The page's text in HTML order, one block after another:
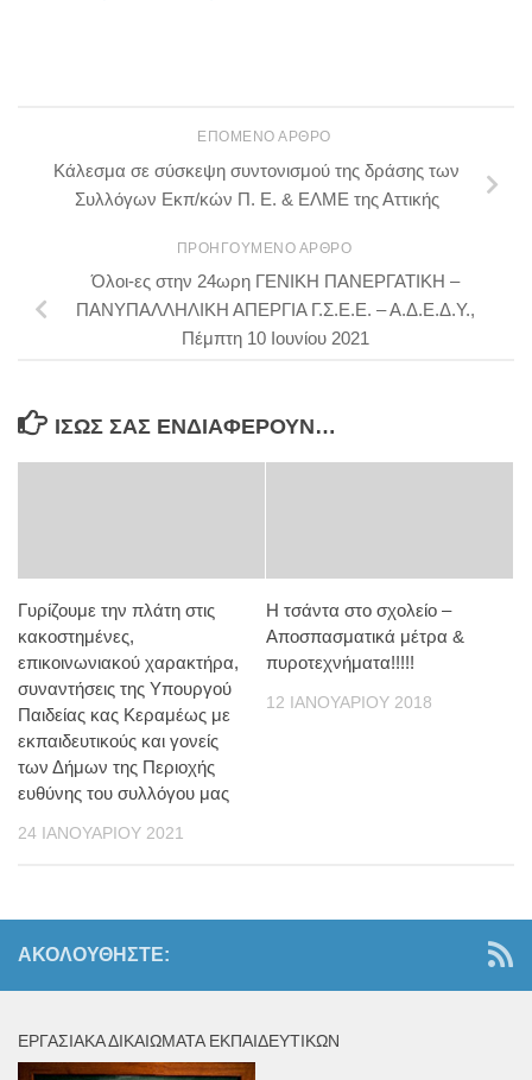
ΕΠΌΜΕΝΟ ΆΡΘΡΟ
Κάλεσμα σε σύσκεψη συντονισμού της δράσης των
Συλλόγων Εκπ/κών Π. Ε. & ΕΛΜΕ της Αττικής
ΠΡΟΗΓΟΎΜΕΝΟ ΆΡΘΡΟ
Όλοι-ες στην 24ωρη ΓΕΝΙΚΗ ΠΑΝΕΡΓΑΤΙΚΗ –
ΠΑΝΥΠΑΛΛΗΛΙΚΗ ΑΠΕΡΓΙΑ Γ.Σ.Ε.Ε. – Α.Δ.Ε.Δ.Υ.,
Πέμπτη 10 Ιουνίου 2021
ΊΣΩΣ ΣΑΣ ΕΝΔΙΑΦΈΡΟΥΝ…
Γυρίζουμε την πλάτη στις
κακοστημένες,
επικοινωνιακού χαρακτήρα,
συναντήσεις της Υπουργού
Παιδείας κας Κεραμέως με
εκπαιδευτικούς και γονείς
των Δήμων της Περιοχής
ευθύνης του συλλόγου μας
24 ΙΑΝΟΥΑΡΊΟΥ 2021
Η τσάντα στο σχολείο –
Αποσπασματικά μέτρα &
πυροτεχνήματα!!!!!
12 ΙΑΝΟΥΑΡΊΟΥ 2018
ΑΚΟΛΟΥΘΉΣΤΕ:
ΕΡΓΑΣΙΑΚΆ ΔΙΚΑΙΏΜΑΤΑ ΕΚΠΑΙΔΕΥΤΙΚΏΝ